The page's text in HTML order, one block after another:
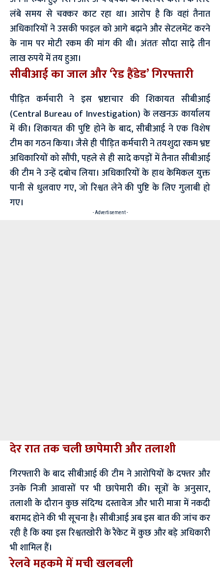
लंबे समय से चक्कर काट रहा था। आरोप है कि वहां तैनात
अधिकारियों ने उसकी फाइल को आगे बढ़ाने और सेटलमेंट करने
के नाम पर मोटी रकम की मांग की थी। अंततः सौदा साढ़े तीन
लाख रुपये में तय हुआ।
सीबीआई का जाल और ‘रेड हैंडेड’ गिरफ्तारी
पीड़ित कर्मचारी ने इस भ्रष्टाचार की शिकायत सीबीआई
(Central Bureau of Investigation) के लखनऊ कार्यालय
में की। शिकायत की पुष्टि होने के बाद, सीबीआई ने एक विशेष
टीम का गठन किया। जैसे ही पीड़ित कर्मचारी ने तयशुदा रकम भ्रष्ट
अधिकारियों को सौंपी, पहले से ही सादे कपड़ों में तैनात सीबीआई
की टीम ने उन्हें दबोच लिया। अधिकारियों के हाथ केमिकल युक्त
पानी से धुलवाए गए, जो रिश्वत लेने की पुष्टि के लिए गुलाबी हो
गए।
- Advertisement -
देर रात तक चली छापेमारी और तलाशी
गिरफ्तारी के बाद सीबीआई की टीम ने आरोपियों के दफ्तर और
उनके निजी आवासों पर भी छापेमारी की। सूत्रों के अनुसार,
तलाशी के दौरान कुछ संदिग्ध दस्तावेज और भारी मात्रा में नकदी
बरामद होने की भी सूचना है। सीबीआई अब इस बात की जांच कर
रही है कि क्या इस रिश्वतखोरी के रैकेट में कुछ और बड़े अधिकारी
भी शामिल हैं।
रेलवे महकमे में मची खलबली